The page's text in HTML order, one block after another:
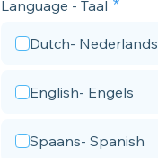
Language - Taal
Dutch- Nederlands
English- Engels
Spaans- Spanish